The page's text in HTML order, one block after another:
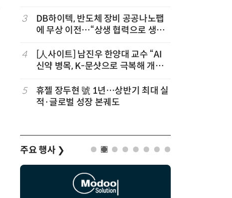
3
DB하이텍, 반도체 장비 공공나노팹
에 무상 이전…“상생 협력으로 생태
4
[人사이트] 남진우 한양대 교수 “AI
신약 병목, K-문샷으로 극복해 개발
5
휴젤 장두현 號 1년…상반기 최대 실
적·글로벌 성장 본궤도
주요 행사 ❯